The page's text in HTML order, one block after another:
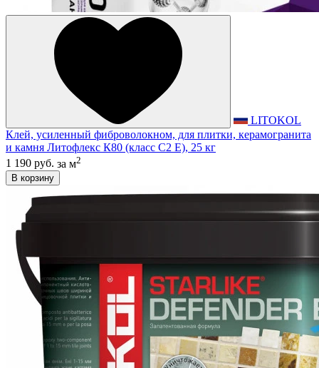
LITOKOL
Клей, усиленный фиброволокном, для плитки, керамогранита
и камня Литофлекс К80 (класс С2 E), 25 кг
1 190 руб. за м2
В корзину